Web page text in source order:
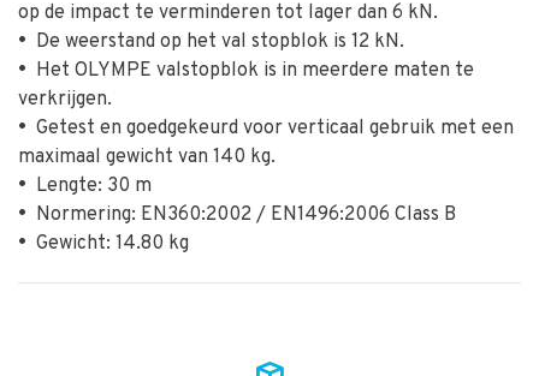
op de impact te verminderen tot lager dan 6 kN.
• De weerstand op het val stopblok is 12 kN.
• Het OLYMPE valstopblok is in meerdere maten te
verkrijgen.
• Getest en goedgekeurd voor verticaal gebruik met een
maximaal gewicht van 140 kg.
• Lengte: 30 m
• Normering: EN360:2002 / EN1496:2006 Class B
• Gewicht: 14.80 kg